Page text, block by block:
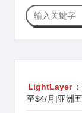
搜
索
LightLayer
至$4/月|亚洲